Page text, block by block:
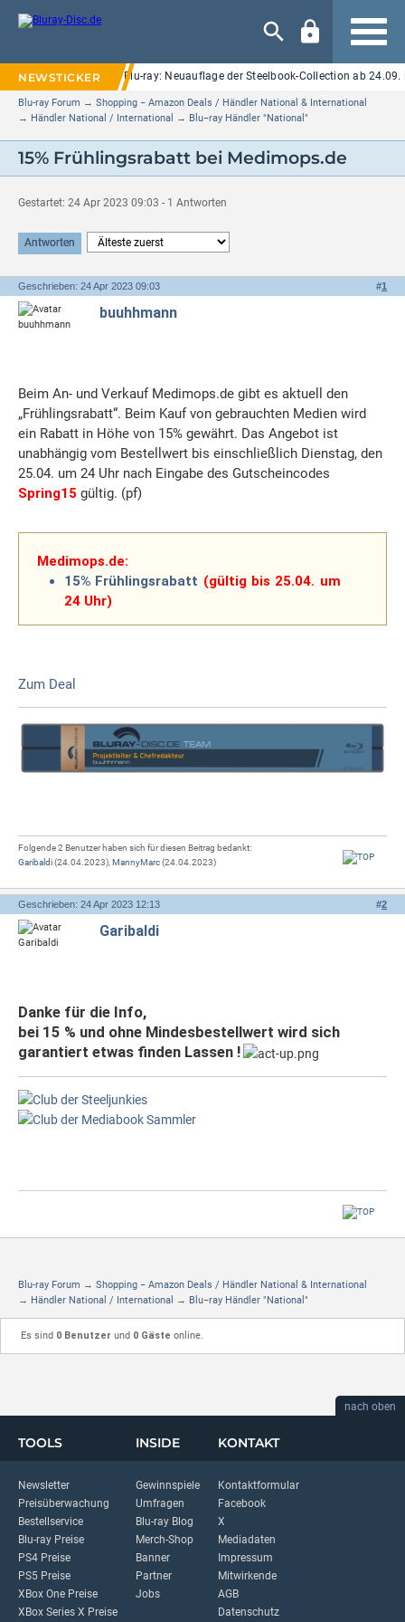
Navigation
Elm Street" auf UHD Blu-ray: Neuauflage der Steelbook-Collection ab 24.09.
Blu-ray Forum → Shopping − Amazon Deals / Händler National & International
→ Händler National / International → Blu−ray Händler "National"
15% Frühlingsrabatt bei Medimops.de
Gestartet: 24 Apr 2023 09:03 - 1 Antworten
Antworten
#1
Geschrieben: 24 Apr 2023 09:03
buuhhmann
Beim An- und Verkauf Medimops.de gibt es aktuell den
„Frühlingsrabatt“. Beim Kauf von gebrauchten Medien wird
ein Rabatt in Höhe von 15% gewährt. Das Angebot ist
unabhängig vom Bestellwert bis einschließlich Dienstag, den
25.04. um 24 Uhr nach Eingabe des Gutscheincodes
Spring15 gültig. (pf)
Medimops.de:
15% Frühlingsrabatt (gültig bis 25.04. um
24 Uhr)
Zum Deal
Folgende 2 Benutzer haben sich für diesen Beitrag bedankt:
Garibaldi(24.04.2023), MannyMarc(24.04.2023)
#2
Geschrieben: 24 Apr 2023 12:13
Garibaldi
Danke für die Info,
bei 15 % und ohne Mindesbestellwert wird sich
garantiert etwas finden Lassen !
Blu-ray Forum → Shopping − Amazon Deals / Händler National & International
→ Händler National / International → Blu−ray Händler "National"
Es sind 0 Benutzer und 0 Gäste online.
nach oben
TOOLS
Newsletter
Preisüberwachung
Bestellservice
Blu-ray Preise
PS4 Preise
PS5 Preise
XBox One Preise
XBox Series X Preise
INSIDE
Gewinnspiele
Umfragen
Blu-ray Blog
Merch-Shop
Banner
Partner
Jobs
KONTAKT
Kontaktformular
Facebook
X
Mediadaten
Impressum
Mitwirkende
AGB
Datenschutz